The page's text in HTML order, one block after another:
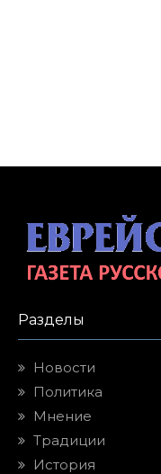
Разделы
Новости
Политика
Мнение
Традиции
История